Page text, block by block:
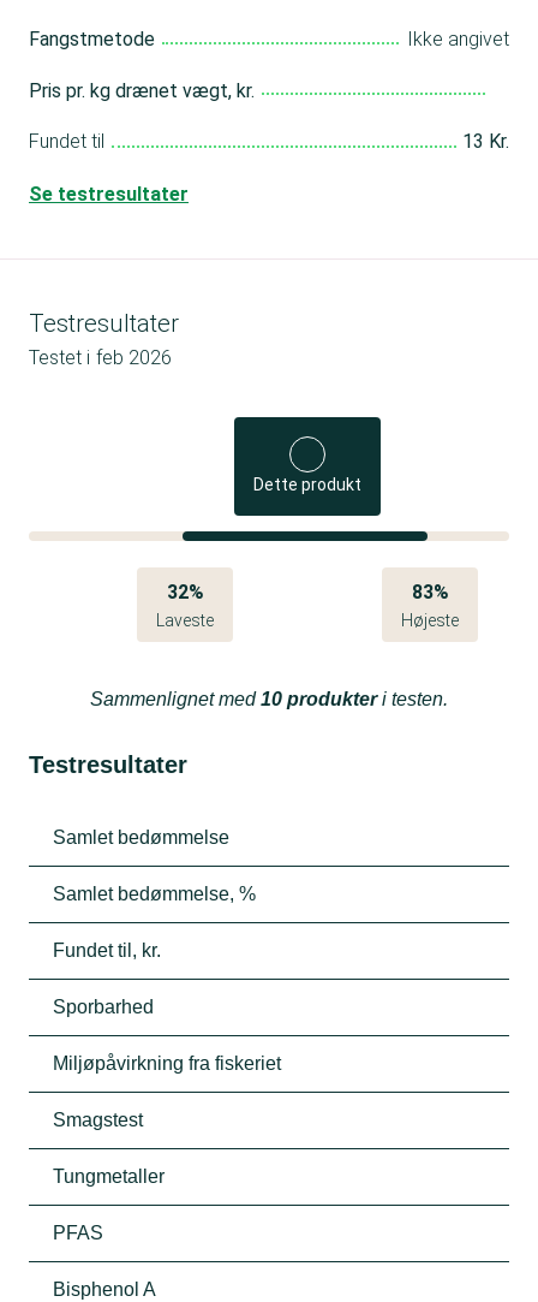
Fangstmetode Ikke angivet
Pris pr. kg drænet vægt, kr.
Fundet til 13 Kr.
Se testresultater
Testresultater
Testet i feb 2026
Dette produkt
32%
Laveste
83%
Højeste
Sammenlignet med10 produkteri testen.
Testresultater
Samlet bedømmelse
Samlet bedømmelse, %
Fundet til, kr.
Sporbarhed
Miljøpåvirkning fra fiskeriet
Smagstest
Tungmetaller
PFAS
Bisphenol A